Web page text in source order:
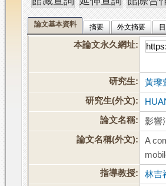
論文基本資料 摘要 外文摘要
本論文永久網址:
研究生:
黃瓈
研究生(外文):
論文名稱:
影響
論文名稱(外文):
A
指導教授:
林吉